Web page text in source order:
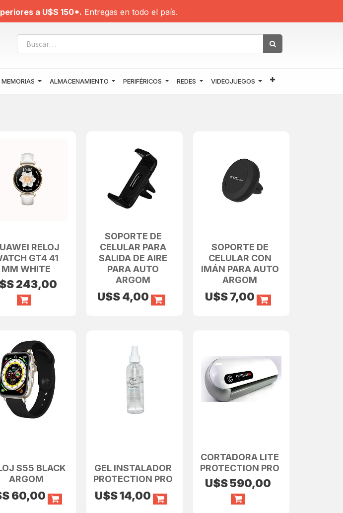
a U$S 150*. Entregas en todo el país.
MEMORIAS ALMACENAMIENTO PERIFÉRICOS REDES VIDEOJUEGOS
RELOJ
GT4 41
MM WHITE
243,00
SOPORTE DE
CELULAR PARA
SALIDA DE AIRE
PARA AUTO
ARGOM
U$S4,00
SOPORTE DE
CELULAR CON
IMÁN PARA AUTO
ARGOM
U$S7,00
S55 BLACK
ARGOM
60,00
GEL INSTALADOR
PROTECTION PRO
U$S14,00
CORTADORA LITE
PROTECTION PRO
U$S590,00